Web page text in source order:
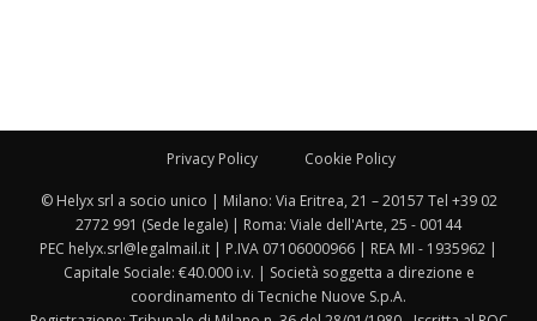
Privacy Policy Cookie Policy
© Helyx srl a socio unico | Milano: Via Eritrea, 21 – 20157 Tel +39 02
2772 991 (Sede legale) | Roma: Viale dell'Arte, 25 - 00144
PEC helyx.srl@legalmail.it | P.IVA 07106000966 | REA MI - 1935962 |
Capitale Sociale: €40.000 i.v. | Società soggetta a direzione e
coordinamento di Tecniche Nuove S.p.A.